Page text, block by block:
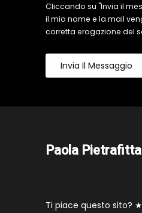
Cliccando su "Invia il
il mio nome e la mail
corretta erogazione del
Invia Il Messaggio
Paola Pietrafitta
Ti piace questo sito? ★